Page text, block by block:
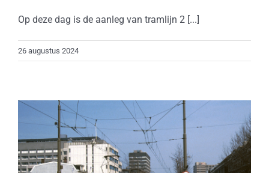
Op deze dag is de aanleg van tramlijn 2 [...]
26 augustus 2024